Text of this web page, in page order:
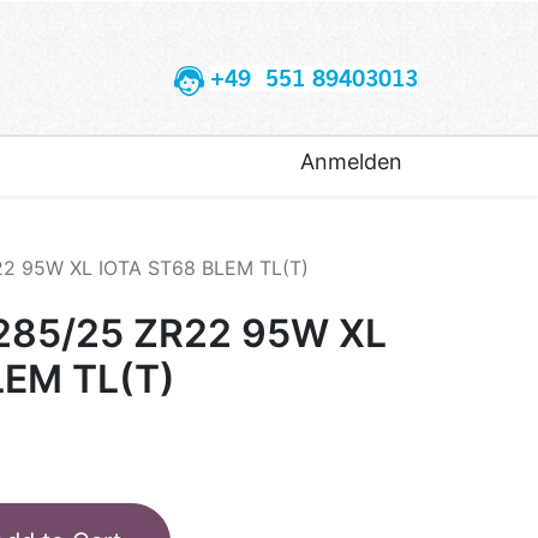
+49 551 89403013
Anmelden
95W XL IOTA ST68 BLEM TL(T)
25 ZR22 95W XL
TL(T)